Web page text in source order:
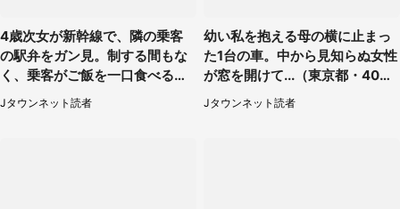
4歳次女が新幹線で、隣の乗客
の駅弁をガン見。制する間もな
く、乗客がご飯を一口食べると
（茨城県・50代女性）
Jタウンネット読者
幼い私を抱える母の横に止まっ
た1台の車。中から見知らぬ女性
が窓を開けて...（東京都・40代
Jタウンネット読者